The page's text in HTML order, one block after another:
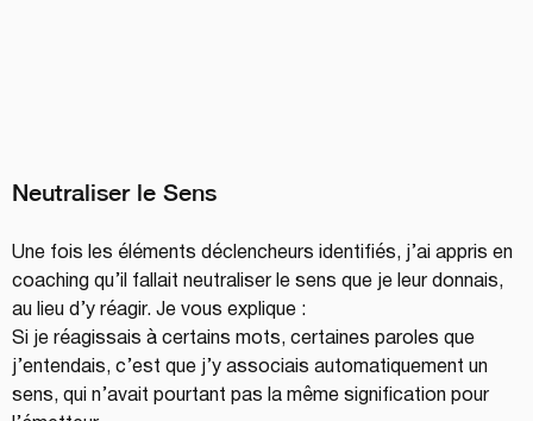
Neutraliser le Sens
Une fois les éléments déclencheurs identifiés, j’ai appris en
coaching qu’il fallait neutraliser le sens que je leur donnais,
au lieu d’y réagir. Je vous explique :
Si je réagissais à certains mots, certaines paroles que
j’entendais, c’est que j’y associais automatiquement un
sens, qui n’avait pourtant pas la même signification pour